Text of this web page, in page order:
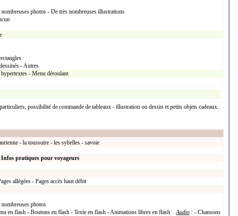
photos - De très nombreuses illustrations
- Autres
- Menu déroulant
possibilité de commande de tableaux - illustration ou dessin et petits objets cadeaux.
- la toussuire - les sybelles - savoie
Infos pratiques pour voyageurs
allégées - Pages accès haut débit
photos
en flash - Boutons en flash - Texte en flash - Animations libres en flashAudio : - Chansons